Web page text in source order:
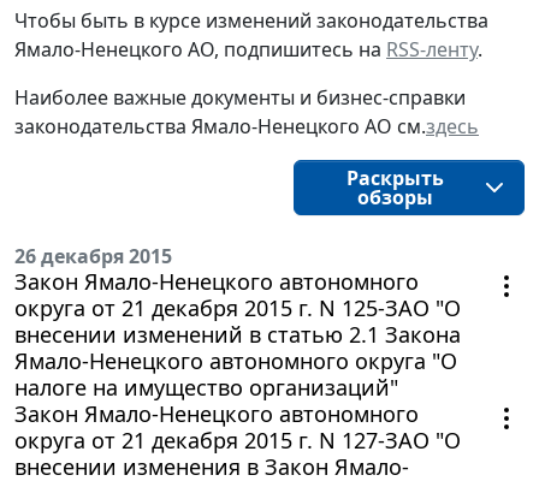
Чтобы быть в курсе изменений законодательства
Ямало-Ненецкого АО, подпишитесь на RSS-ленту.
Наиболее важные документы и бизнес-справки
законодательства Ямало-Ненецкого АО см.здесь
Раскрыть
обзоры
26 декабря 2015
Закон Ямало-Ненецкого автономного
округа от 21 декабря 2015 г. N 125-ЗАО "О
внесении изменений в статью 2.1 Закона
Ямало-Ненецкого автономного округа "О
налоге на имущество организаций"
Закон Ямало-Ненецкого автономного
округа от 21 декабря 2015 г. N 127-ЗАО "О
внесении изменения в Закон Ямало-